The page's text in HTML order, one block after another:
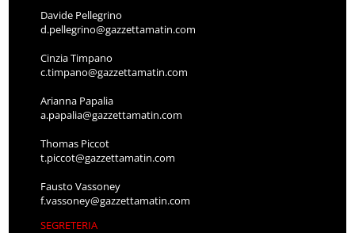
Davide Pellegrino
d.pellegrino@gazzettamatin.com
Cinzia Timpano
c.timpano@gazzettamatin.com
Arianna Papalia
a.papalia@gazzettamatin.com
Thomas Piccot
t.piccot@gazzettamatin.com
Fausto Vassoney
f.vassoney@gazzettamatin.com
SEGRETERIA